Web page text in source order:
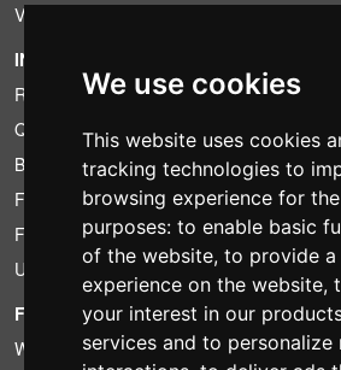
We use cookies
This website uses cookies
tracking technologies to
browsing experience for
purposes: to enable basic
of the website, to provide
experience on the website,
your interest in our
services and to personalize
VAT conditions
INFORMATION
Rental conditions
Quotation
Bundle
Found less?
Financing
Used
FOTOCOLOMBO.IT
Who we are